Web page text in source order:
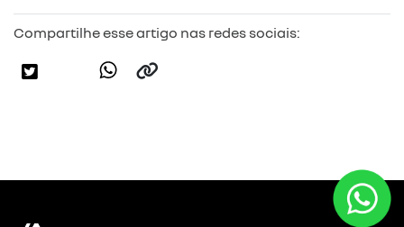
Compartilhe esse artigo nas redes sociais: